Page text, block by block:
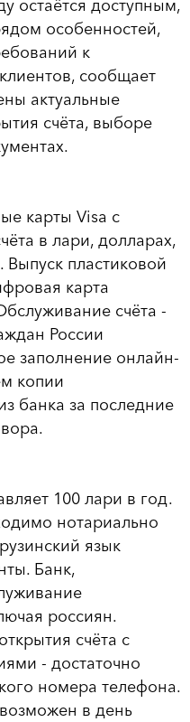
остаётся доступным,
особенностей,
к
сообщает
актуальные
счёта, выборе
карты Visa с
в лари, долларах,
Выпуск пластиковой
карта
счёта -
России
заполнение онлайн-
копии
банка за последние
100 лари в год.
нотариально
язык
Банк,
россиян.
счёта с
- достаточно
номера телефона.
в день